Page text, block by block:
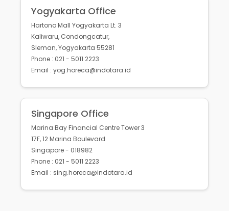
Yogyakarta Office
Hartono Mall Yogyakarta Lt. 3
Kaliwaru, Condongcatur,
Sleman, Yogyakarta 55281
Phone : 021 - 5011 2223
Email : yog.horeca@indotara.id
Singapore Office
Marina Bay Financial Centre Tower 3
17F, 12 Marina Boulevard
Singapore - 018982
Phone : 021 - 5011 2223
Email : sing.horeca@indotara.id